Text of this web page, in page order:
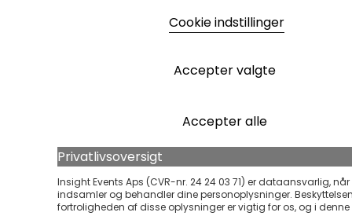
Cookie indstillinger
Accepter valgte
Accepter alle
Privatlivsoversigt
Insight Events Aps (CVR-nr. 24 24 03 71) er dataansvarlig, når
indsamler og behandler dine personoplysninger.
fortroligheden af disse oplysninger er vigtig for os, og i denne